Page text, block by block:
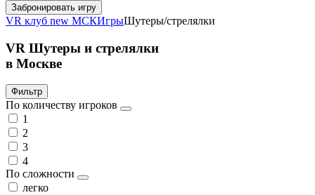
Забронировать игру
VR клуб new МСКИгрыШутеры/стрелялки
VR Шутеры и стрелялки
в Москве
Фильтр
По количеству игроков
1
2
3
4
По сложности
легко